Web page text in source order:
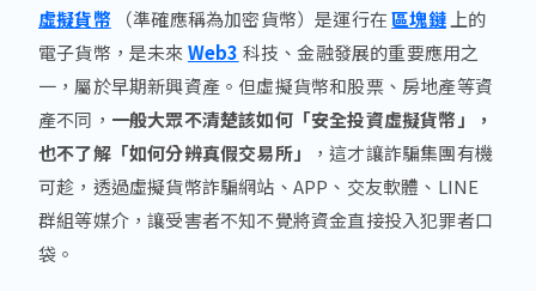
虛擬貨幣 （準確應稱為加密貨幣）是運行在區塊鏈上的
電子貨幣，是未來 Web3 科技、金融發展的重要應用之
一，屬於早期新興資產。但虛擬貨幣和股票、房地產等資
產不同， 一般大眾不清楚該如何「安全投資虛擬貨幣」，
也不了解「如何分辨真假交易所」
，這才讓詐騙集團有機
可趁，透過虛擬貨幣詐騙網站、APP、交友軟體、LINE
群組等媒介，讓受害者不知不覺將資金直接投入犯罪者口
袋。